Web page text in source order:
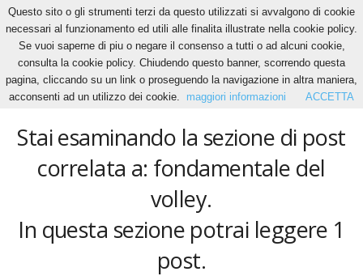
Home Tags Fondamentale del volley
fondamentale del volley
Stai esaminando la sezione di post
correlata a: fondamentale del
volley.
In questa sezione potrai leggere 1
post.
Questo sito o gli strumenti terzi da questo utilizzati si avvalgono di cookie
necessari al funzionamento ed utili alle finalita illustrate nella cookie policy.
Se vuoi saperne di piu o negare il consenso a tutti o ad alcuni cookie,
consulta la cookie policy. Chiudendo questo banner, scorrendo questa
pagina, cliccando su un link o proseguendo la navigazione in altra maniera,
acconsenti ad un utilizzo dei cookie.
maggiori informazioni ACCETTA